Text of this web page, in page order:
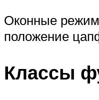
Оконные
положение
Классы